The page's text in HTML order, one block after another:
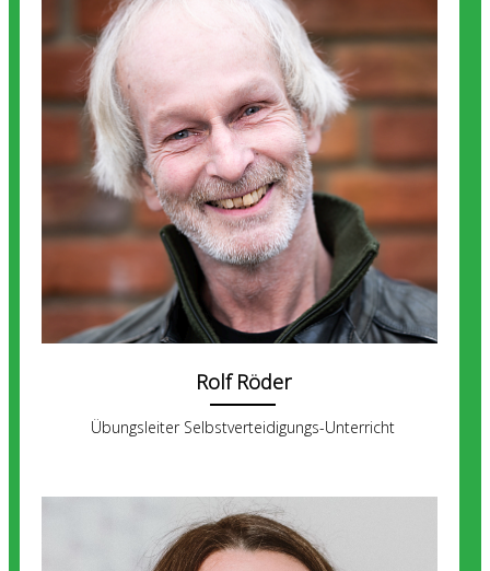
Rolf Röder
Übungsleiter Selbstverteidigungs-Unterricht